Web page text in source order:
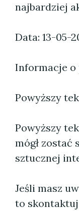
najbardziej
Data: 13-05-
Informacje o
Powyższy
Powyższy
mógł zostać
sztucznej
Jeśli masz
to skontaktuj